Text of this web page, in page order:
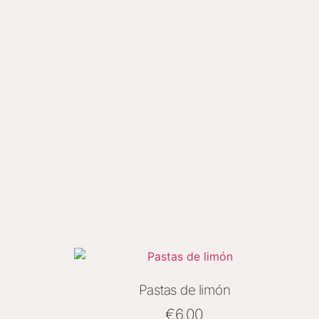
Pastas de limón
€6.00